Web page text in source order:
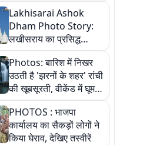
कहानी
Lakhisarai Ashok
Dham Photo Story:
लखीसराय का प्रसिद्ध
अशोक धाम—आस्था,
श्रृंगार, अनुष्ठान और
अलौकिक संध्या आरती के
विहंगम दृश्य
Photos: बारिश में निखर
उठती है 'झरनों के शहर' रांची
की खूबसूरती, वीकेंड में घूम
आएं ये 5 वादियां
PHOTOS : भाजपा
कार्यालय का सैकड़ों लोगों ने
किया घेराव, देखिए तस्वीरें